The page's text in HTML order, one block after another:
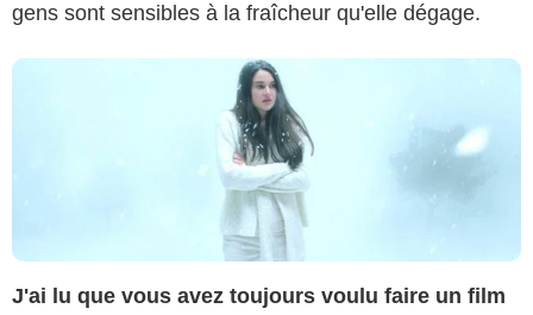
gens sont sensibles à la fraîcheur qu'elle dégage.
J'ai lu que vous avez toujours voulu faire un film